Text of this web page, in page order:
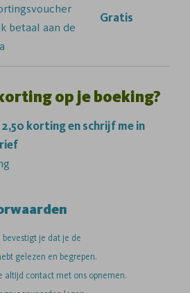
betaal aan de
Gratis
op je boeking?
korting en schrijf me in
je dat je de
gelezen en begrepen.
altijd contact met ons opnemen.